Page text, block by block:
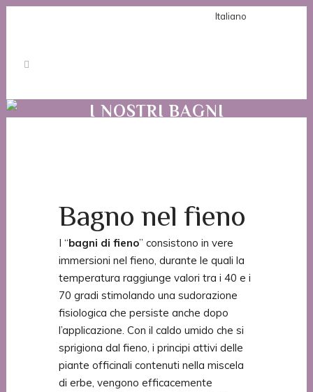
Italiano
I NOSTRI BAGNI
Bagno nel fieno
I “bagni di fieno” consistono in vere
immersioni nel fieno, durante le quali la
temperatura raggiunge valori tra i 40 e i
70 gradi stimolando una sudorazione
fisiologica che persiste anche dopo
l’applicazione. Con il caldo umido che si
sprigiona dal fieno, i principi attivi delle
piante officinali contenuti nella miscela
di erbe, vengono efficacemente